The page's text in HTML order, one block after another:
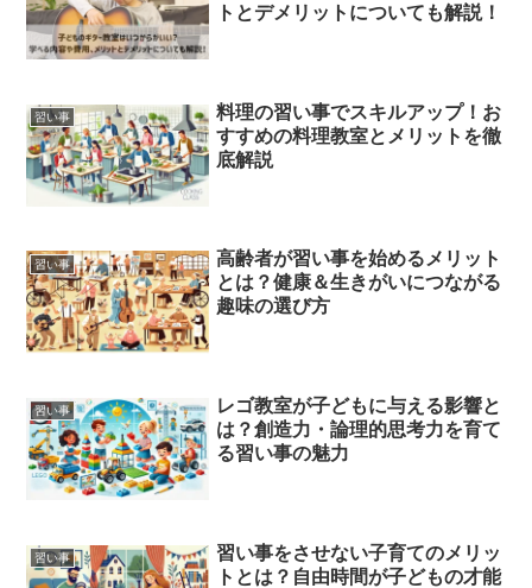
トとデメリットについても解説！
習い事
料理の習い事でスキルアップ！お
すすめの料理教室とメリットを徹
底解説
習い事
高齢者が習い事を始めるメリット
とは？健康＆生きがいにつながる
趣味の選び方
習い事
レゴ教室が子どもに与える影響と
は？創造力・論理的思考力を育て
る習い事の魅力
習い事
習い事をさせない子育てのメリッ
トとは？自由時間が子どもの才能